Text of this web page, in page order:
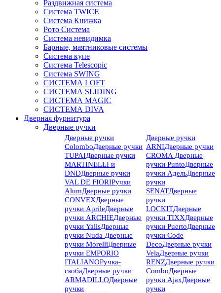
Раздвижная система
Система TWICE
Система Книжка
Рото Система
Система невидимка
Барные, маятниковые системы
Система купе
Система Telescopic
Система SWING
СИСТЕМА LOFT
СИСТЕМА SLIDING
СИСТЕМА MAGIC
СИСТЕМА DIVA
Дверная фурнитура
Дверные ручки
Дверные ручки
ColomboДверные ручки
TUPAIДверные ручки
MARTINELLI и
DNDДверные ручки
VAL DE FIORIРучки
AlumДверные ручки
CONVEXДверные
ручки AprileДверные
ручки ARCHIEДверные
ручки YalisДверные
ручки Nuda Дверные
ручки MorelliДверные
ручки EMPORIO
ITALIANOРучка-
скобаДверные ручки
ARMADILLOДверные
ручки
Дверные ручки
ARNIДверные ручки
CROMA Дверные
ручки PuntoДверные
ручки АдельДверные
ручки
SENATДверные
ручки
LOCKITДверные
ручки TIXXДверные
ручки PuertoДверные
ручки Code
DecoДверные ручки
VelaДверные ручки
RENZДверные ручки
ComboДверные
ручки AjaxДверные
ручки